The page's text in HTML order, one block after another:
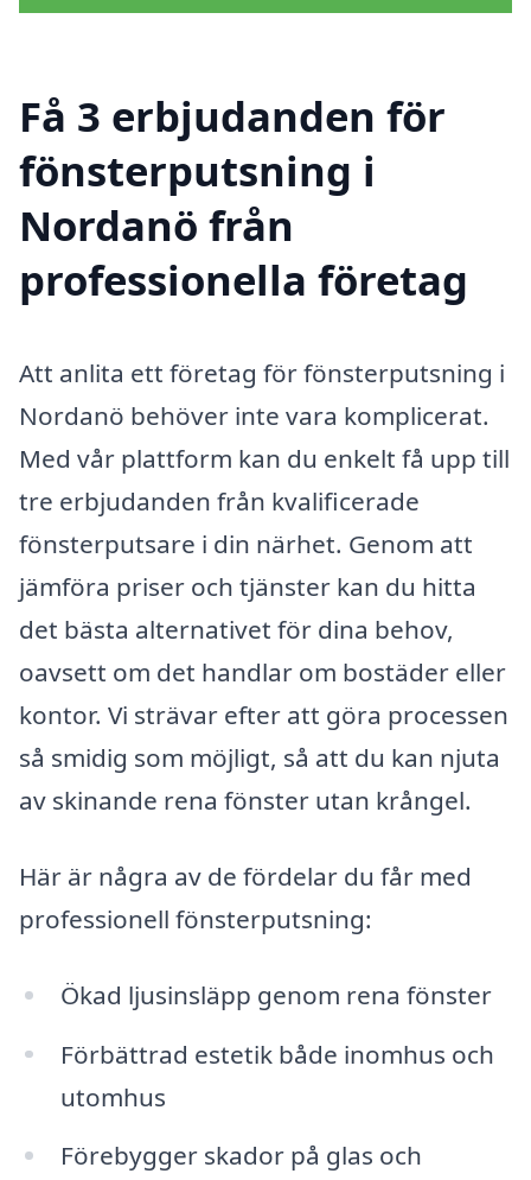
Få 3 erbjudanden för
fönsterputsning i
Nordanö från
professionella företag
Att anlita ett företag för fönsterputsning i
Nordanö behöver inte vara komplicerat.
Med vår plattform kan du enkelt få upp till
tre erbjudanden från kvalificerade
fönsterputsare i din närhet. Genom att
jämföra priser och tjänster kan du hitta
det bästa alternativet för dina behov,
oavsett om det handlar om bostäder eller
kontor. Vi strävar efter att göra processen
så smidig som möjligt, så att du kan njuta
av skinande rena fönster utan krångel.
Här är några av de fördelar du får med
professionell fönsterputsning:
Ökad ljusinsläpp genom rena fönster
Förbättrad estetik både inomhus och
utomhus
Förebygger skador på glas och